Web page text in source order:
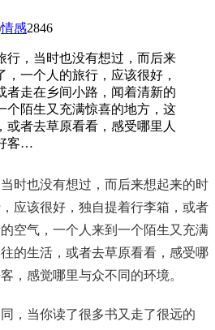
情感2846
行，当时也没有想过，而后来
，一个人的旅行，应该很好，
者走在乡间小路，闻着清新的
个陌生又充满惊喜的地方，这
或者去草原看看，感受哪里人
客…
时也没有想过，而后来想起来的时
应该很好，独自提着行李箱，或者
空气，一个人来到一个陌生又充满
的生活，或者去草原看看，感受哪
，感觉哪里与众不同的环境。
，当你读了很多书又走了很远的